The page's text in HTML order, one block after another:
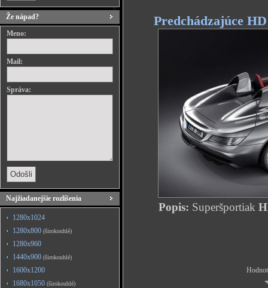
Že nápad?
Meno:
Mail:
Správa:
Najžiadanejšie rozlíšenia
1280x1024
1280x800 (širokouhlé)
1280x960
1440x900 (širokouhlé)
1600x1200
1680x1050 (širokouhlé)
Predchádzajúce
Popis: Superšportiak